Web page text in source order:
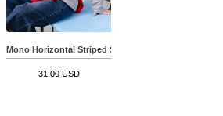
Mono Horizontal Striped Stretchy T-shirt
31.00 USD